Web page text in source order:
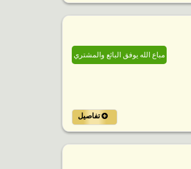
مباع الله يوفق البائع والمشتري
تفاصيل